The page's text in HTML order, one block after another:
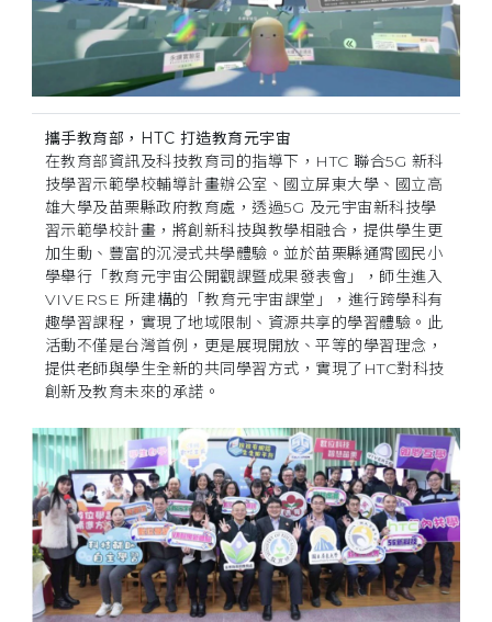
攜手教育部，HTC 打造教育元宇宙
在教育部資訊及科技教育司的指導下，HTC 聯合5G 新科
技學習示範學校輔導計畫辦公室、國立屏東大學、國立高
雄大學及苗栗縣政府教育處，透過5G 及元宇宙新科技學
習示範學校計畫，將創新科技與教學相融合，提供學生更
加生動、豐富的沉浸式共學體驗。並於苗栗縣通霄國民小
學舉行「教育元宇宙公開觀課暨成果發表會」，師生進入
VIVERSE 所建構的「教育元宇宙課堂」，進行跨學科有
趣學習課程，實現了地域限制、資源共享的學習體驗。此
活動不僅是台灣首例，更是展現開放、平等的學習理念，
提供老師與學生全新的共同學習方式，實現了HTC對科技
創新及教育未來的承諾。